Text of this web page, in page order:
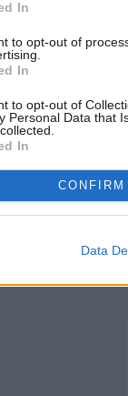
In
to opt-out of
In
to opt-out of
Personal Data that
In
CONFIRM
Data